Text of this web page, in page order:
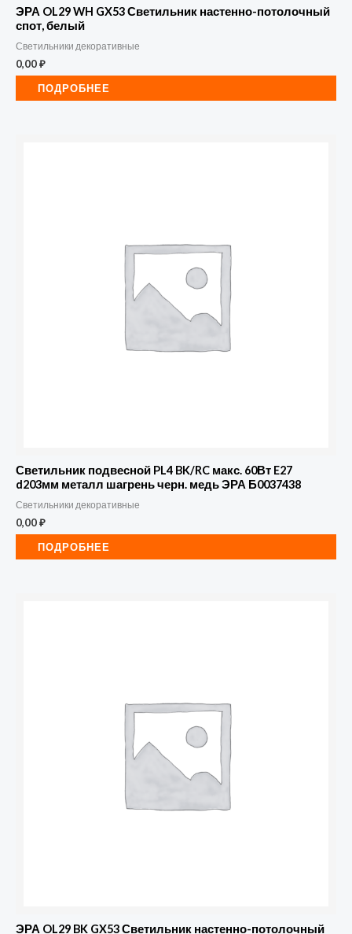
ЭРА OL29 WH GX53 Светильник настенно-потолочный
спот, белый
Светильники декоративные
0,00₽
ПОДРОБНЕЕ
Светильник подвесной PL4 BK/RC макс. 60Вт E27
d203мм металл шагрень черн. медь ЭРА Б0037438
Светильники декоративные
0,00₽
ПОДРОБНЕЕ
ЭРА OL29 BK GX53 Светильник настенно-потолочный